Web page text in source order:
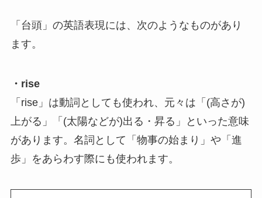
「台頭」の英語表現には、次のようなものがあり
ます。
・rise
「rise」は動詞としても使われ、元々は「(高さが)
上がる」「(太陽などが)出る・昇る」といった意味
があります。名詞として「物事の始まり」や「進
歩」をあらわす際にも使われます。